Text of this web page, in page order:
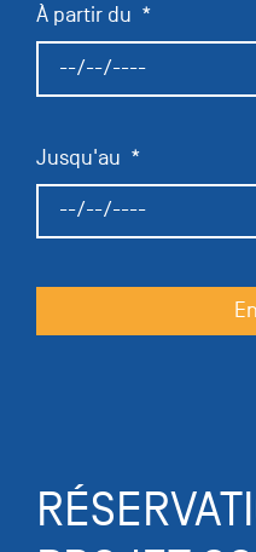
À partir du
Jusqu'au